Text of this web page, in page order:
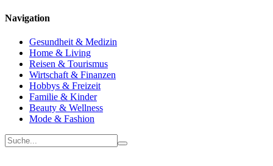
Navigation
Gesundheit & Medizin
Home & Living
Reisen & Tourismus
Wirtschaft & Finanzen
Hobbys & Freizeit
Familie & Kinder
Beauty & Wellness
Mode & Fashion